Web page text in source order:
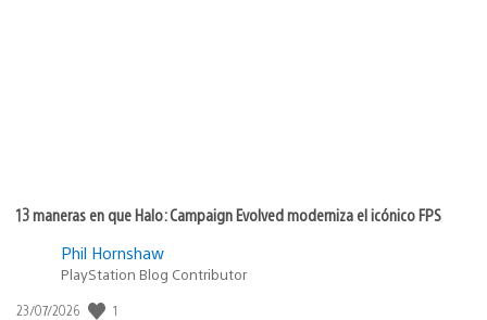
13 maneras en que Halo: Campaign Evolved moderniza el icónico FPS
Phil Hornshaw
PlayStation Blog Contributor
Fecha
23/07/2026 1